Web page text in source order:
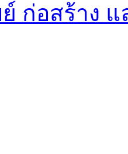
ก่อสร้าง